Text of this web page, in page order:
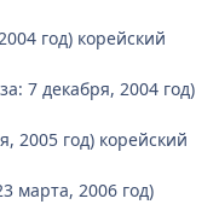
год) корейский
7 декабря, 2004 год)
2005 год) корейский
марта, 2006 год)